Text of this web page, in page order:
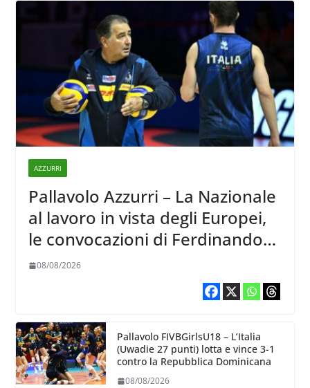
AZZURRI
Pallavolo Azzurri – La Nazionale
al lavoro in vista degli Europei,
le convocazioni di Ferdinando
De Giorgi
08/08/2026
Pallavolo FIVBGirlsU18 – L’Italia
(Uwadie 27 punti) lotta e vince 3-1
contro la Repubblica Dominicana
08/08/2026